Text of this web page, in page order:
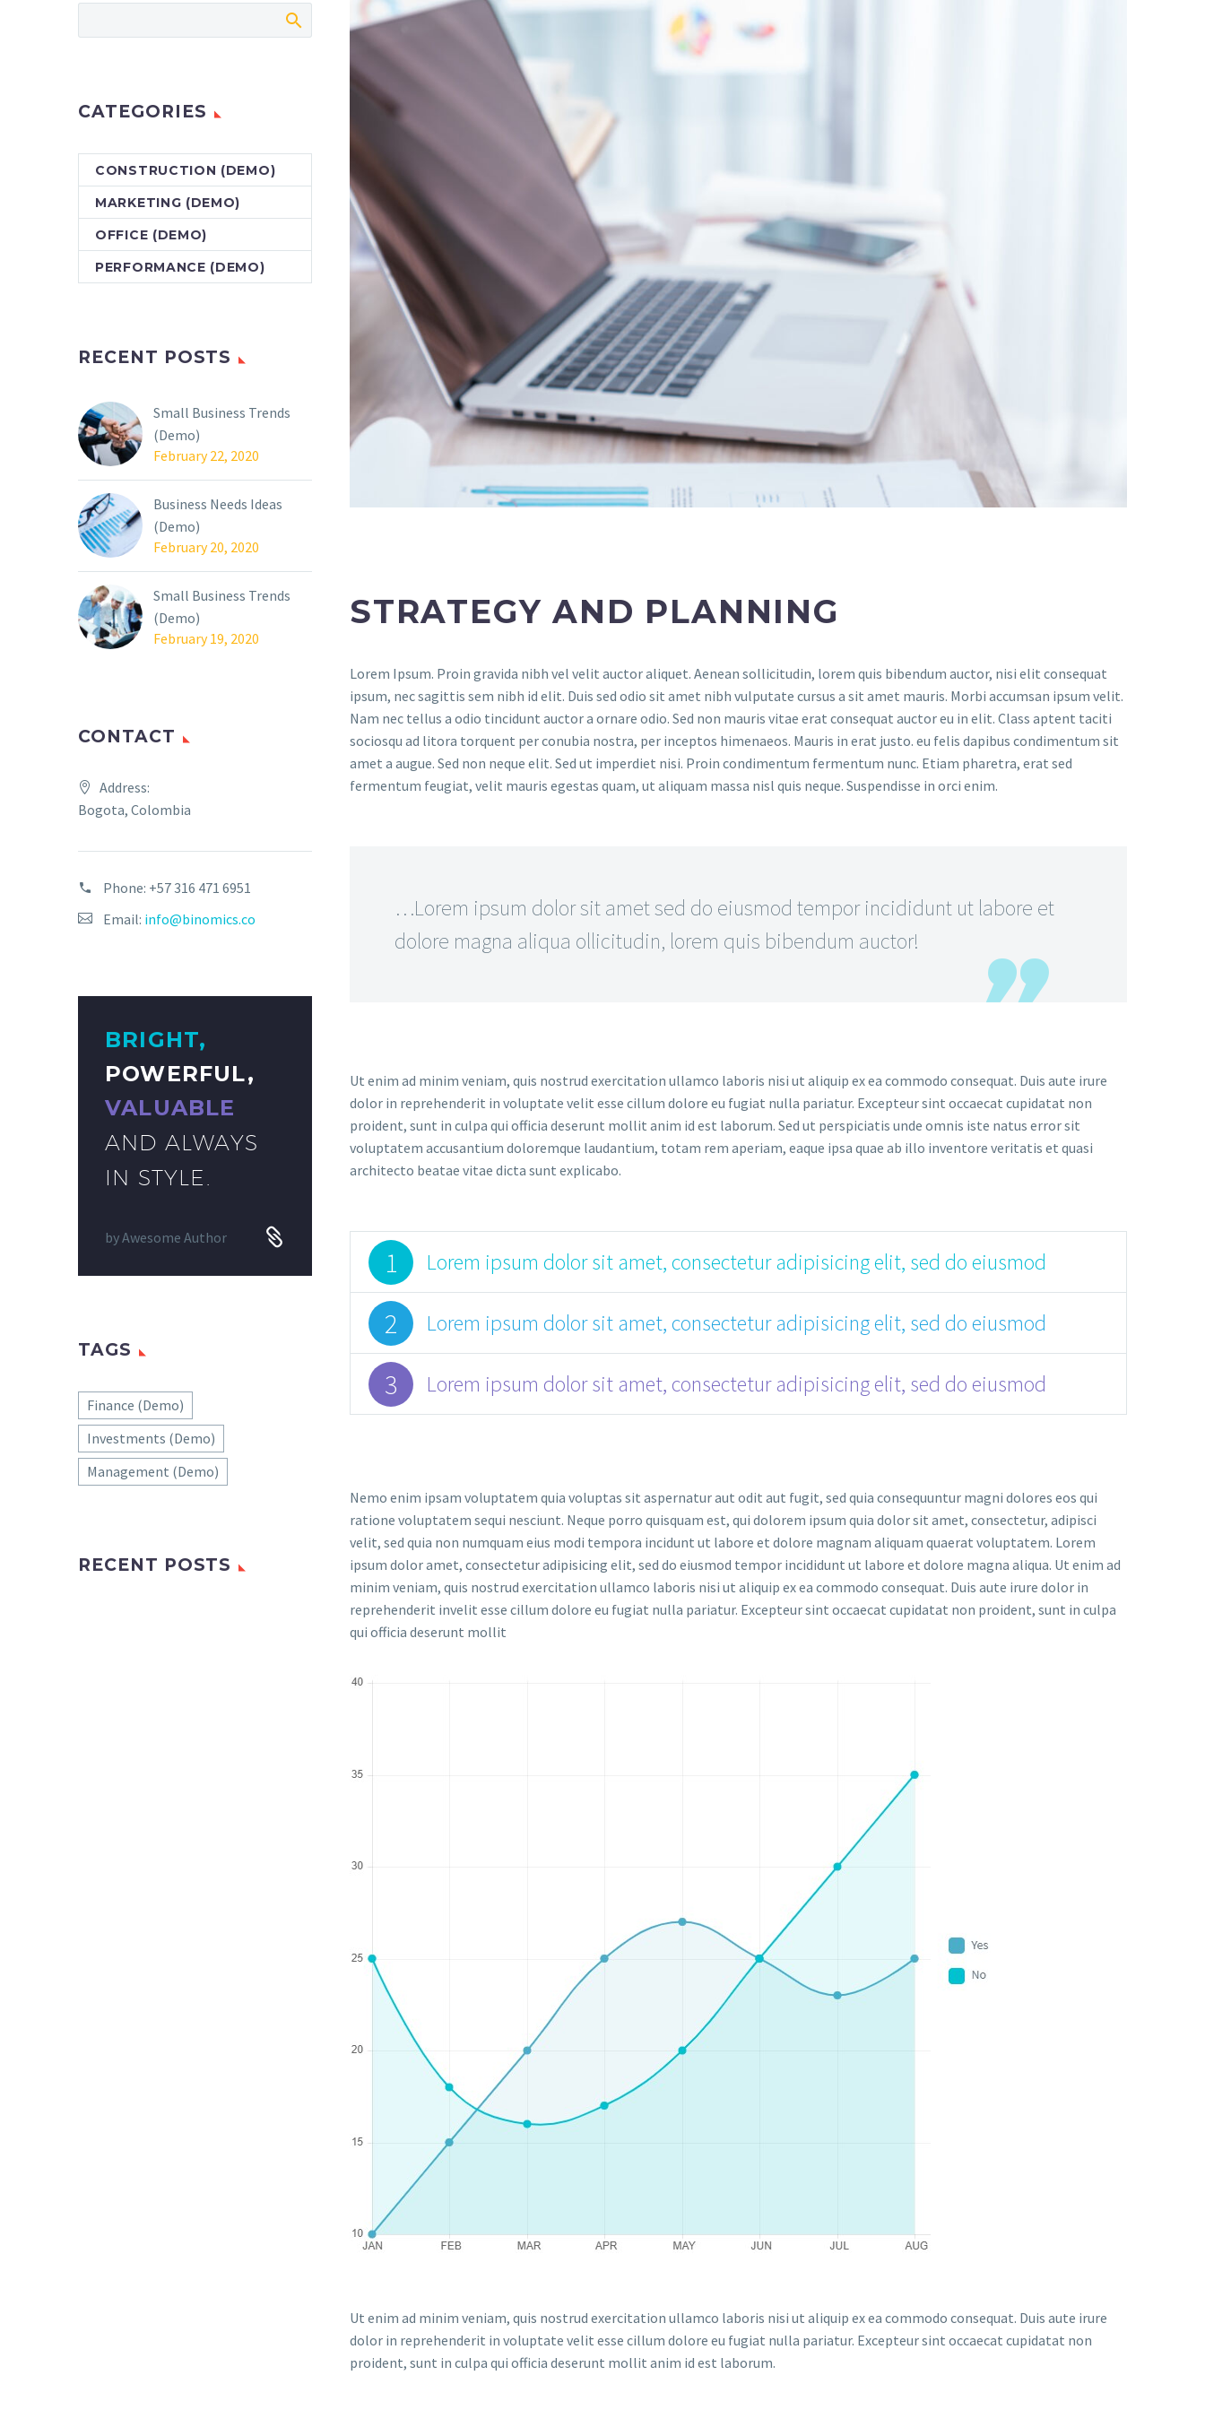
STRATEGY AND PLANNING
Lorem Ipsum. Proin gravida nibh vel velit auctor aliquet. Aenean sollicitudin, lorem quis bibendum auctor, nisi elit consequat
ipsum, nec sagittis sem nibh id elit. Duis sed odio sit amet nibh vulputate cursus a sit amet mauris. Morbi accumsan ipsum velit.
Nam nec tellus a odio tincidunt auctor a ornare odio. Sed non mauris vitae erat consequat auctor eu in elit. Class aptent taciti
sociosqu ad litora torquent per conubia nostra, per inceptos himenaeos. Mauris in erat justo. eu felis dapibus condimentum sit
amet a augue. Sed non neque elit. Sed ut imperdiet nisi. Proin condimentum fermentum nunc. Etiam pharetra, erat sed
fermentum feugiat, velit mauris egestas quam, ut aliquam massa nisl quis neque. Suspendisse in orci enim.
…Lorem ipsum dolor sit amet sed do eiusmod tempor incididunt ut labore et
dolore magna aliqua ollicitudin, lorem quis bibendum auctor!
Ut enim ad minim veniam, quis nostrud exercitation ullamco laboris nisi ut aliquip ex ea commodo consequat. Duis aute irure
dolor in reprehenderit in voluptate velit esse cillum dolore eu fugiat nulla pariatur. Excepteur sint occaecat cupidatat non
proident, sunt in culpa qui officia deserunt mollit anim id est laborum. Sed ut perspiciatis unde omnis iste natus error sit
voluptatem accusantium doloremque laudantium, totam rem aperiam, eaque ipsa quae ab illo inventore veritatis et quasi
architecto beatae vitae dicta sunt explicabo.
1 Lorem ipsum dolor sit amet, consectetur adipisicing elit, sed do eiusmod
2 Lorem ipsum dolor sit amet, consectetur adipisicing elit, sed do eiusmod
3 Lorem ipsum dolor sit amet, consectetur adipisicing elit, sed do eiusmod
Nemo enim ipsam voluptatem quia voluptas sit aspernatur aut odit aut fugit, sed quia consequuntur magni dolores eos qui
ratione voluptatem sequi nesciunt. Neque porro quisquam est, qui dolorem ipsum quia dolor sit amet, consectetur, adipisci
velit, sed quia non numquam eius modi tempora incidunt ut labore et dolore magnam aliquam quaerat voluptatem. Lorem
ipsum dolor amet, consectetur adipisicing elit, sed do eiusmod tempor incididunt ut labore et dolore magna aliqua. Ut enim ad
minim veniam, quis nostrud exercitation ullamco laboris nisi ut aliquip ex ea commodo consequat. Duis aute irure dolor in
reprehenderit invelit esse cillum dolore eu fugiat nulla pariatur. Excepteur sint occaecat cupidatat non proident, sunt in culpa
qui officia deserunt mollit
Ut enim ad minim veniam, quis nostrud exercitation ullamco laboris nisi ut aliquip ex ea commodo consequat. Duis aute irure
dolor in reprehenderit in voluptate velit esse cillum dolore eu fugiat nulla pariatur. Excepteur sint occaecat cupidatat non
proident, sunt in culpa qui officia deserunt mollit anim id est laborum.
CATEGORIES
CONSTRUCTION (DEMO)
MARKETING (DEMO)
OFFICE (DEMO)
PERFORMANCE (DEMO)
RECENT POSTS
Small Business Trends
(Demo)
February 22, 2020
Business Needs Ideas
(Demo)
February 20, 2020
Small Business Trends
(Demo)
February 19, 2020
CONTACT
Address:
Bogota, Colombia
Phone: +57 316 471 6951
Email: info@binomics.co
BRIGHT,
POWERFUL,
VALUABLE
AND ALWAYS
IN STYLE.
byAwesome Author
TAGS
Finance (Demo)
Investments (Demo)
Management (Demo)
RECENT POSTS